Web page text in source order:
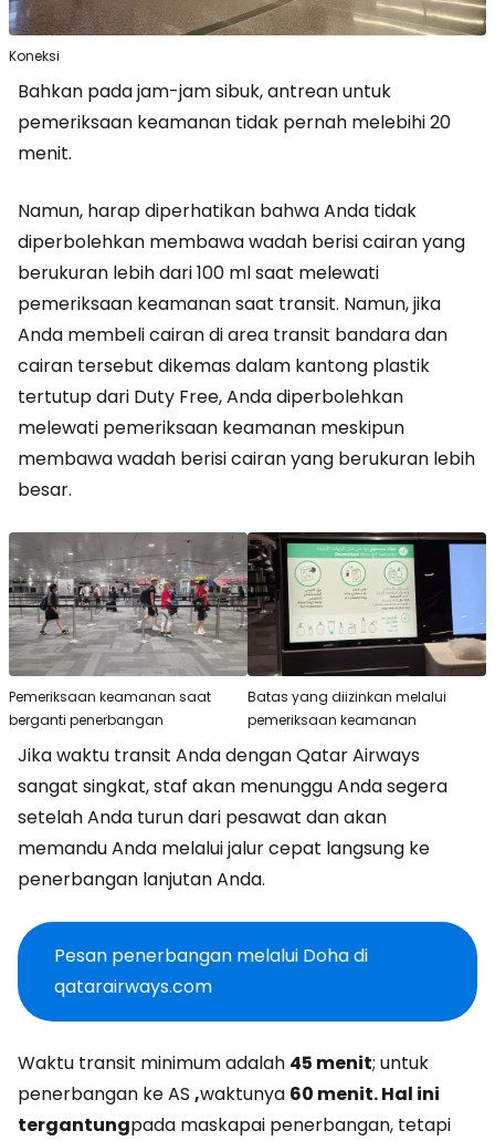
Koneksi
Bahkan pada jam-jam sibuk, antrean untuk
pemeriksaan keamanan tidak pernah melebihi 20
menit.
Namun, harap diperhatikan bahwa Anda tidak
diperbolehkan membawa wadah berisi cairan yang
berukuran lebih dari 100 ml saat melewati
pemeriksaan keamanan saat transit. Namun, jika
Anda membeli cairan di area transit bandara dan
cairan tersebut dikemas dalam kantong plastik
tertutup dari Duty Free, Anda diperbolehkan
melewati pemeriksaan keamanan meskipun
membawa wadah berisi cairan yang berukuran lebih
besar.
Pemeriksaan keamanan saat
berganti penerbangan
Batas yang diizinkan melalui
pemeriksaan keamanan
Jika waktu transit Anda dengan Qatar Airways
sangat singkat, staf akan menunggu Anda segera
setelah Anda turun dari pesawat dan akan
memandu Anda melalui jalur cepat langsung ke
penerbangan lanjutan Anda.
Pesan penerbangan melalui Doha di
qatarairways.com
Waktu transit minimum adalah 45 menit; untuk
penerbangan ke AS ,waktunya 60 menit. Hal ini
tergantungpada maskapai penerbangan, tetapi